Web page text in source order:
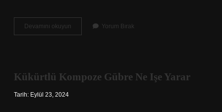
Devamını okuyun
Kelimesinin
Yorum Bırak
Kükürtlü Kompoze Gübre Ne Işe Yarar
Tarih: Eylül 23, 2024